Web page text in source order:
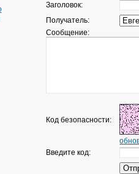
Заголовок:
Получатель:
Сообщение:
Код безопасности:
Введите код: